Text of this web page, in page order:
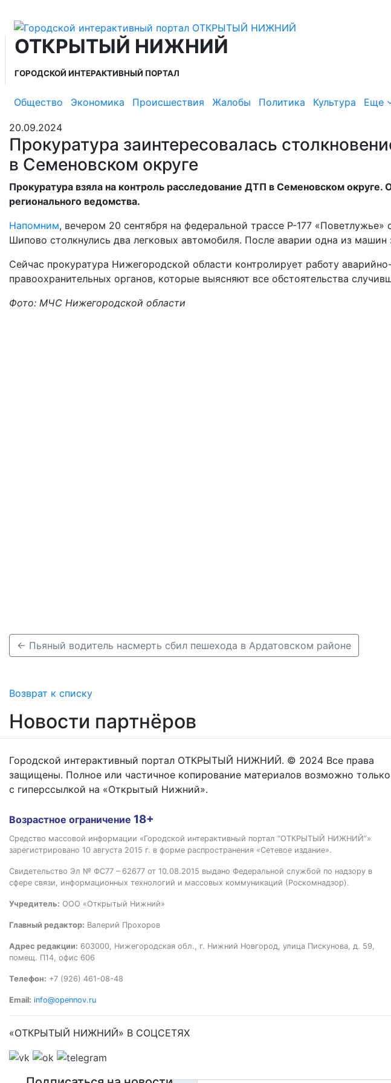
ОТКРЫТЫЙ НИЖНИЙ
ГОРОДСКОЙ ИНТЕРАКТИВНЫЙ ПОРТАЛ
Общество Экономика Происшествия Жалобы Политика Культура Еще
20.09.2024
Прокуратура заинтересовалась
в Семеновском округе
Прокуратура взяла на контроль расследование ДТП в Семеновском
регионального ведомства.
Напомним, вечером 20 сентября на федеральной трассе Р-177
Шипово столкнулись два легковых автомобиля. После аварии одна из машин
Сейчас прокуратура Нижегородской области контролирует работу
правоохранительных органов, которые выясняют все обстоятельства
Фото: МЧС Нижегородской области
← Пьяный водитель насмерть сбил пешехода в Ардатовском районе
Возврат к списку
Новости партнёров
Городской интерактивный портал ОТКРЫТЫЙ НИЖНИЙ. © 2024 Все права
защищены. Полное или частичное копирование материалов возможно только
с гиперссылкой на «Открытый Нижний».
Возрастное ограничение 18+
Средство массовой информации «Городской интерактивный портал “ОТКРЫТЫЙ НИЖНИЙ”»
зарегистрировано 10 августа 2015 г. в форме распространения «Сетевое издание».
Свидетельство Эл № ФС77 – 62677 от 10.08.2015 выдано Федеральной службой по надзору в
сфере связи, информационных технологий и массовых коммуникаций (Роскомнадзор).
Учредитель: ООО «Открытый Нижний»
Главный редактор: Валерий Прохоров
Адрес редакции: 603000, Нижегородская обл., г. Нижний Новгород, улица Пискунова, д. 59,
помещ. П14, офис 606
Телефон: +7 (926) 461-08-48
Email: info@opennov.ru
«ОТКРЫТЫЙ НИЖНИЙ» В СОЦСЕТЯХ